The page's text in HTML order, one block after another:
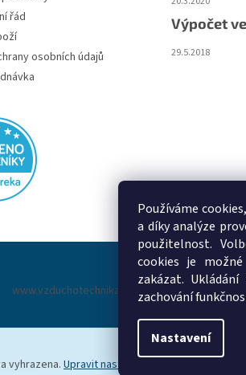
Používáme
a díky analýze
použitelnost.
cookies je
zakázat.
zachování
Nastavení
řád
osobních údajů
Výpočet
29.5.2018
www.vzduchotechnika-ventilatory.cz
vyhrazena. Upravit nastavení cookies